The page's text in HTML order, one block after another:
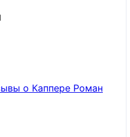
о Каппере Роман